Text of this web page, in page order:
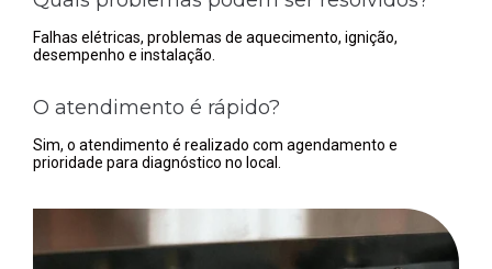
Falhas elétricas, problemas de aquecimento, ignição,
desempenho e instalação.
O atendimento é rápido?
Sim, o atendimento é realizado com agendamento e
prioridade para diagnóstico no local.